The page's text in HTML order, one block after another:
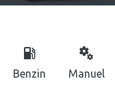
local_gas_station
Benzin
miscellaneous_services
Manuel